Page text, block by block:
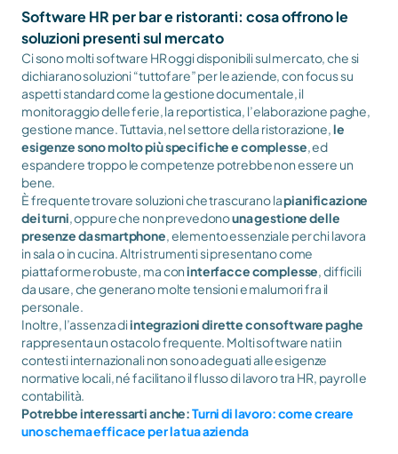
Software HR per bar e ristoranti: cosa offrono le
soluzioni presenti sul mercato
Ci sono molti software HR oggi disponibili sul mercato, che si
dichiarano soluzioni “tuttofare” per le aziende, con focus su
aspetti standard come la gestione documentale, il
monitoraggio delle ferie, la reportistica, l’elaborazione paghe,
gestione mance. Tuttavia, nel settore della ristorazione, le
esigenze sono molto più specifiche e complesse, ed
espandere troppo le competenze potrebbe non essere un
bene.
È frequente trovare soluzioni che trascurano la pianificazione
dei turni, oppure che non prevedono una gestione delle
presenze da smartphone, elemento essenziale per chi lavora
in sala o in cucina. Altri strumenti si presentano come
piattaforme robuste, ma con interfacce complesse, difficili
da usare, che generano molte tensioni e malumori fra il
personale.
Inoltre, l’assenza di
rappresenta un ostacolo frequente. Molti software nati in
contesti internazionali non sono adeguati alle esigenze
normative locali, né facilitano il flusso di lavoro tra HR, payroll e
contabilità.
Potrebbe interessarti anche: Turni di lavoro: come creare
uno schema efficace per la tua azienda